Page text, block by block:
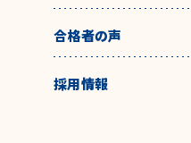
合格者の声
採用情報